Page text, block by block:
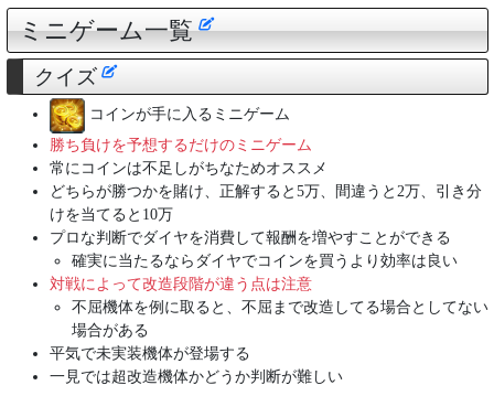
ミニゲーム一覧
クイズ
コインが手に入るミニゲーム
勝ち負けを予想するだけのミニゲーム
常にコインは不足しがちなためオススメ
どちらが勝つかを賭け、正解すると5万、間違うと2万、引き分
けを当てると10万
プロな判断でダイヤを消費して報酬を増やすことができる
確実に当たるならダイヤでコインを買うより効率は良い
対戦によって改造段階が違う点は注意
不屈機体を例に取ると、不屈まで改造してる場合としてない
場合がある
平気で未実装機体が登場する
一見では超改造機体かどうか判断が難しい